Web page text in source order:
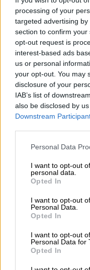
processing of your
targeted advertising
section to confirm
opt-out request is
interest-based ads
us or personal
your opt-out. You may
disclosure of your
IAB’s list of
also be disclosed by
Downstream
Please note that this
not limited to your visit
grant or deny consent
use your data for
consent section.
Personal Data
I want to opt-out
personal data.
Opted In
I want to opt-out
Personal Data.
Opted In
I want to opt-out
Personal Data for
Opted In
αθεόφοβοι!»
ΔΙΑΒΑΣΤΕ
Ελλάδα|
Αμετανόητοι
24 παιδιά δεν
εξαιτίας των
Φτάνουν,
διατρανώνουν
Αγιορειτών
«To 95% είναι
εικόνα του
λένε και
το Άγιον Όρος.
Ακραίες απόψεις